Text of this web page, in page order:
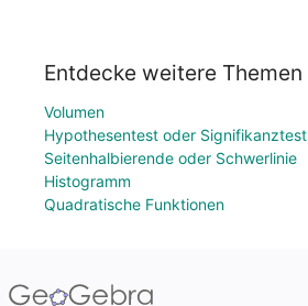
Entdecke weitere Themen
Volumen
Hypothesentest oder Signifikanztest
Seitenhalbierende oder Schwerlinie
Histogramm
Quadratische Funktionen